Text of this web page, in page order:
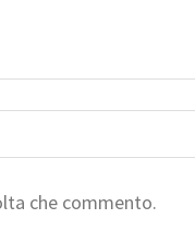
che commento.